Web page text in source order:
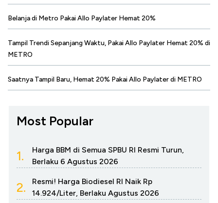
Belanja di Metro Pakai Allo Paylater Hemat 20%
Tampil Trendi Sepanjang Waktu, Pakai Allo Paylater Hemat 20% di
METRO
Saatnya Tampil Baru, Hemat 20% Pakai Allo Paylater di METRO
Most Popular
1.
Harga BBM di Semua SPBU RI Resmi Turun,
Berlaku 6 Agustus 2026
2.
Resmi! Harga Biodiesel RI Naik Rp
14.924/Liter, Berlaku Agustus 2026